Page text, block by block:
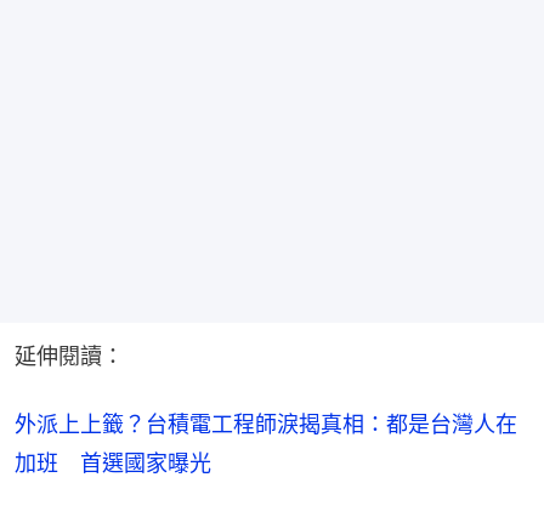
延伸閱讀：
外派上上籤？台積電工程師淚揭真相：都是台灣人在
加班　首選國家曝光